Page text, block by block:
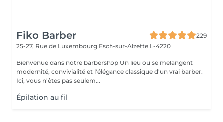
Fiko Barber
229
25-27, Rue de Luxembourg Esch-sur-Alzette L-4220
Bienvenue dans notre barbershop Un lieu où se mélangent
modernité, convivialité et l'élégance classique d'un vrai barber.
Ici, vous n'êtes pas seulem...
Épilation au fil